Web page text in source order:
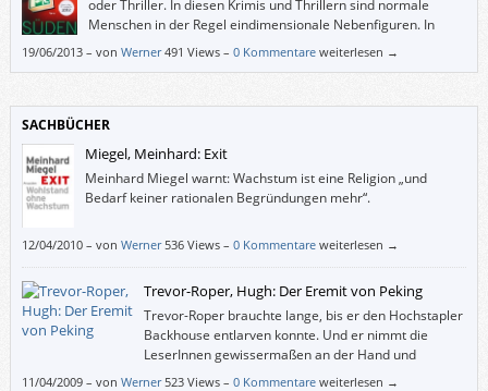
oder Thriller. In diesen Krimis und Thrillern sind normale
Menschen in der Regel eindimensionale Nebenfiguren. In
„Süden“ – und das ist für mich eine zentrale Qualität –
19/06/2013– von Werner 491 Views – 0 Kommentare weiterlesen →
SACHBÜCHER
Miegel, Meinhard: Exit
Meinhard Miegel warnt: Wachstum ist eine Religion „und
Bedarf keiner rationalen Begründungen mehr“.
12/04/2010– von Werner 536 Views – 0 Kommentare weiterlesen →
Trevor-Roper, Hugh: Der Eremit von Peking
Trevor-Roper brauchte lange, bis er den Hochstapler
Backhouse entlarven konnte. Und er nimmt die
LeserInnen gewissermaßen an der Hand und
präsentiert ihnen erst einmal die glänzende
11/04/2009– von Werner 523 Views – 0 Kommentare weiterlesen →